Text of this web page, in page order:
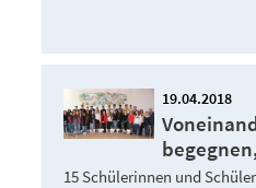
19.04.2018
15 Schülerinnen und